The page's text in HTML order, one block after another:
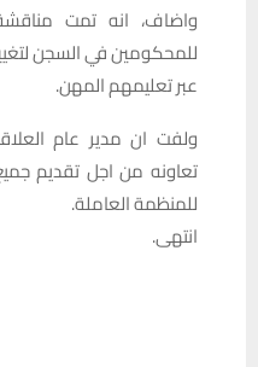
واضاف، انه تمت
للمحكومين في السجن
عبر تعليمهم المهن.
ولفت ان مدير عام
تعاونه من اجل تقديم
للمنظمة العاملة.
انتهى.